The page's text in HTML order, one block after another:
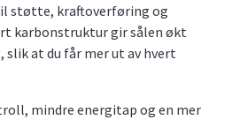
støtte, kraftoverføring og
karbonstruktur gir sålen økt
at du får mer ut av hvert
mindre energitap og en mer